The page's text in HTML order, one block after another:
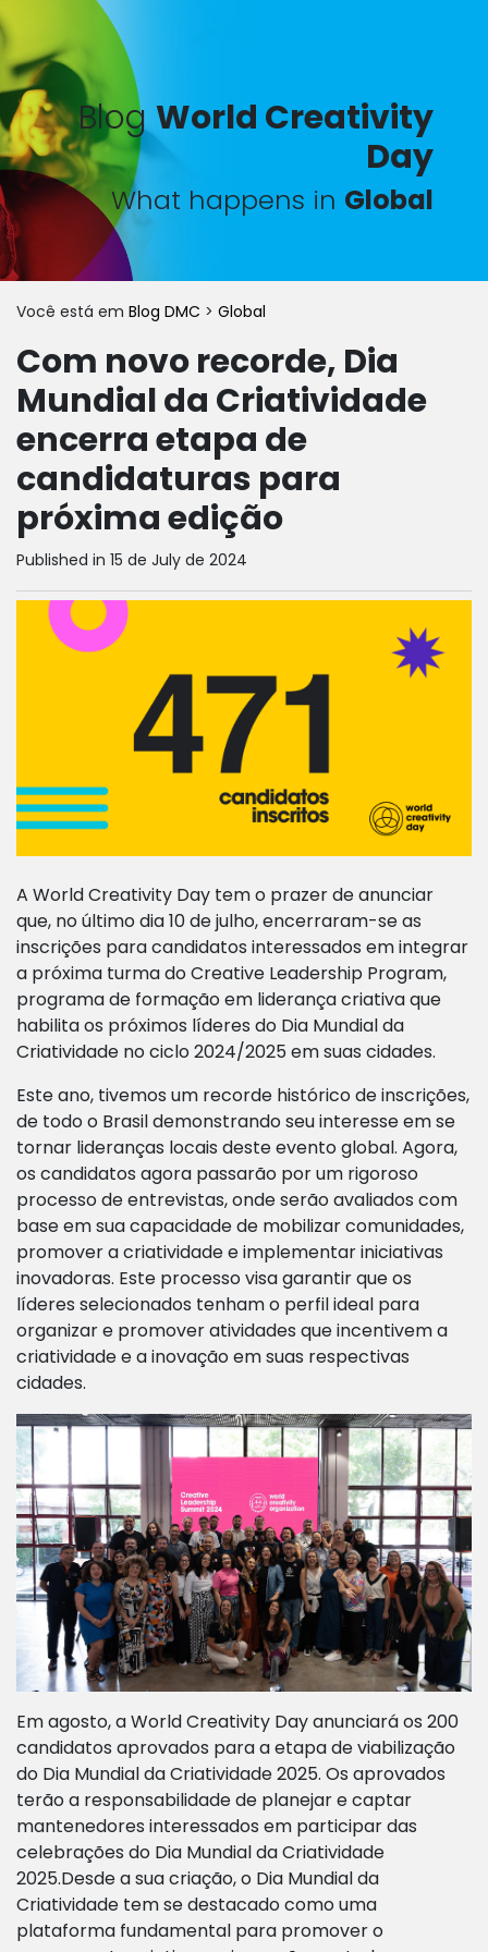
Blog World Creativity
Day
What happens in Global
Você está em Blog DMC > Global
Com novo recorde, Dia
Mundial da Criatividade
encerra etapa de
candidaturas para
próxima edição
Published in 15 de July de 2024
A World Creativity Day tem o prazer de anunciar
que, no último dia 10 de julho, encerraram-se as
inscrições para candidatos interessados em integrar
a próxima turma do Creative Leadership Program,
programa de formação em liderança criativa que
habilita os próximos líderes do Dia Mundial da
Criatividade no ciclo 2024/2025 em suas cidades.
Este ano, tivemos um recorde histórico de inscrições,
de todo o Brasil demonstrando seu interesse em se
tornar lideranças locais deste evento global. Agora,
os candidatos agora passarão por um rigoroso
processo de entrevistas, onde serão avaliados com
base em sua capacidade de mobilizar comunidades,
promover a criatividade e implementar iniciativas
inovadoras. Este processo visa garantir que os
líderes selecionados tenham o perfil ideal para
organizar e promover atividades que incentivem a
criatividade e a inovação em suas respectivas
cidades.
Em agosto, a World Creativity Day anunciará os 200
candidatos aprovados para a etapa de viabilização
do Dia Mundial da Criatividade 2025. Os aprovados
terão a responsabilidade de planejar e captar
mantenedores interessados em participar das
celebrações do Dia Mundial da Criatividade
2025.Desde a sua criação, o Dia Mundial da
Criatividade tem se destacado como uma
plataforma fundamental para promover o